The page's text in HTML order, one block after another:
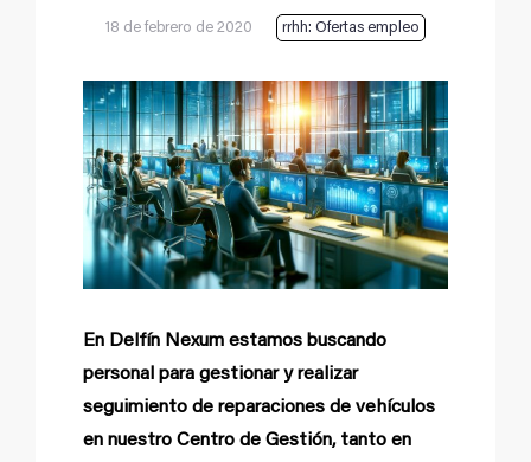
18 de febrero de 2020 rrhh: Ofertas empleo
Ver
imagen
más
grande
En Delfín Nexum estamos buscando
personal para gestionar y realizar
seguimiento de reparaciones de vehículos
en nuestro Centro de Gestión, tanto en